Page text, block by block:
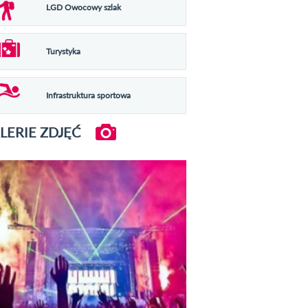
LGD Owocowy szlak
Turystyka
Infrastruktura sportowa
ZDJĘĆ